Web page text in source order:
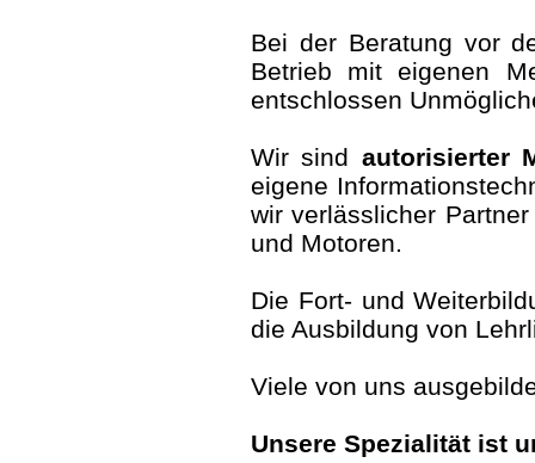
Bei der Beratung vor
Betrieb mit eigenen
entschlossen
Wir sind autorisierter
eigene
wir verlässlicher
und Motoren.
Die Fort- und
die Ausbildung von
Viele von uns
Unsere Spezialität ist